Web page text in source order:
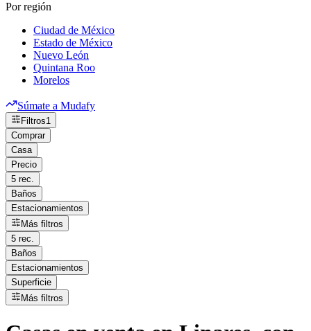
Por región
Ciudad de México
Estado de México
Nuevo León
Quintana Roo
Morelos
Súmate a Mudafy
Filtros1
Comprar
Casa
Precio
5 rec.
Baños
Estacionamientos
Más filtros
5 rec.
Baños
Estacionamientos
Superficie
Más filtros